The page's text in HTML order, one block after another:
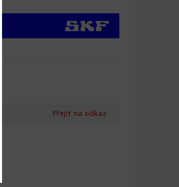
Přejít na odkaz